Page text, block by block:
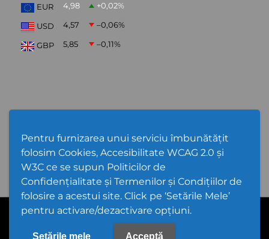
Pentru furnizarea unui serviciu îmbunătățit
folosim Cookies, Accesibilitate WCAG 2.0 și
W3C ce se supun Politicilor de
Confidențialitate și Termenilor și Condițiilor de
folosire a acestui site. Click pe ‘Setările Mele’
pentru activare/dezactivare opțiuni.
Setările mele Acceptă
EUR
4,98 +0,02%
USD 4,57 –0,06%
GBP 5,85 –0,11%
Cod Județ 4 | Județul Bacău | Tipul UAT - 14 - C - Comună |
Codul SIRUTA al Unitații Administrativ-Teritoriale 20368 | Gioseni
PPW @2026 |Hartă Website|Setări Cookies și Accesibilitate